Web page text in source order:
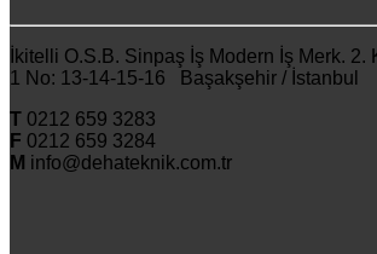
İkitelli O.S.B. Sinpaş İş Modern İş Merk. 2.
1 No: 13-14-15-16 Başakşehir / İstanbul
T 0212 659 3283
F 0212 659 3284
M info@dehateknik.com.tr